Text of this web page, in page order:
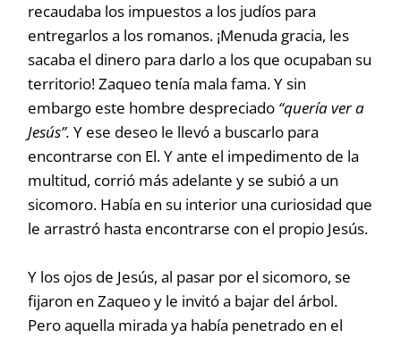
recaudaba los impuestos a los judíos para
entregarlos a los romanos. ¡Menuda gracia, les
sacaba el dinero para darlo a los que ocupaban su
territorio! Zaqueo tenía mala fama. Y sin
embargo este hombre despreciado “quería ver a
Jesús”. Y ese deseo le llevó a buscarlo para
encontrarse con El. Y ante el impedimento de la
multitud, corrió más adelante y se subió a un
sicomoro. Había en su interior una curiosidad que
le arrastró hasta encontrarse con el propio Jesús.
Y los ojos de Jesús, al pasar por el sicomoro, se
fijaron en Zaqueo y le invitó a bajar del árbol.
Pero aquella mirada ya había penetrado en el